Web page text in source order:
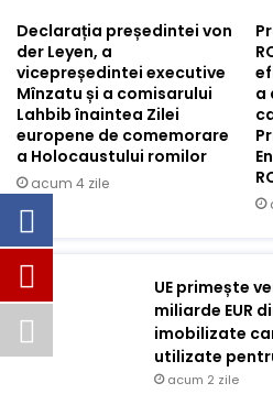
Declarația președintei von
der Leyen, a
vicepreședintei executive
Mînzatu și a comisarului
Lahbib înaintea Zilei
europene de comemorare
a Holocaustului romilor
acum 4 zile
a
UE primește
miliarde EUR
imobilizate
utilizate
acum 2 zile